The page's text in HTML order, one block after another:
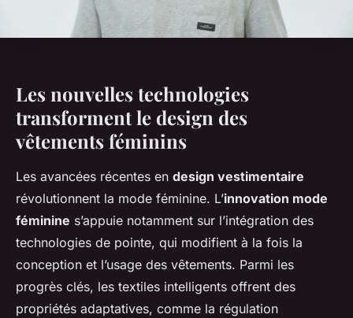
Les nouvelles technologies
transforment le design des
vêtements féminins
Les avancées récentes en design vestimentaire
révolutionnent la mode féminine. L’innovation mode
féminine s’appuie notamment sur l’intégration des
technologies de pointe, qui modifient à la fois la
conception et l’usage des vêtements. Parmi les
progrès clés, les textiles intelligents offrent des
propriétés adaptatives, comme la régulation